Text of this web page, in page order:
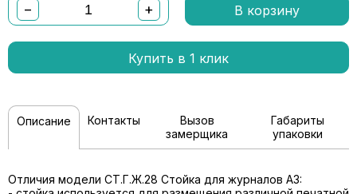
− + В корзину
Купить в 1 клик
Описание Контакты
Вызов
замерщика
Габариты
упаковки
Отличия модели СТ.Г.Ж.28 Стойка для журналов А3: